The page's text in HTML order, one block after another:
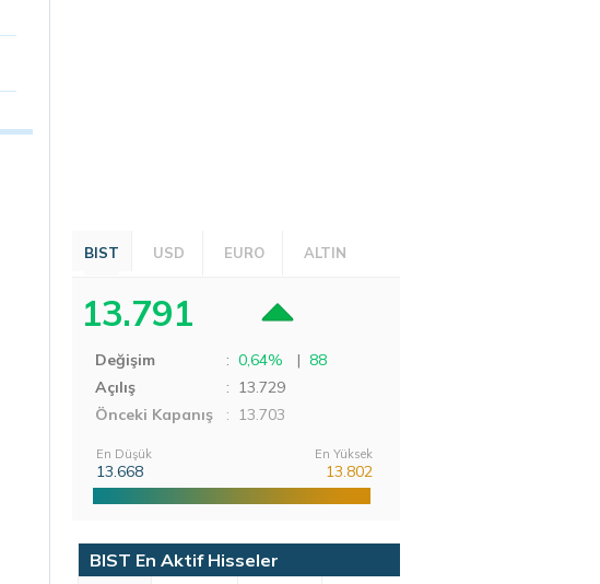
BIST USD EURO ALTIN
13.791
Değişim : 0,64% | 88
Açılış
: 13.729
Önceki Kapanış
: 13.703
En Düşük
13.668
En Yüksek
13.802
BIST En Aktif Hisseler